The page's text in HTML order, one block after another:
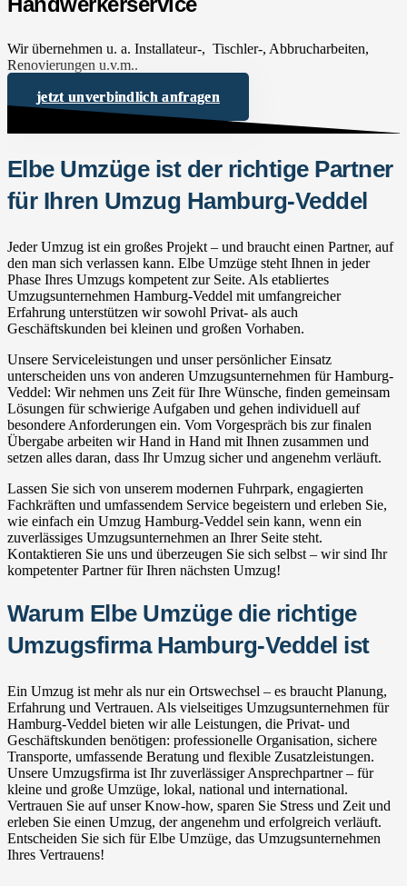
Wir übernehmen u. a. Installateur-, Tischler-, Abbrucharbeiten,
Renovierungen u.v.m..
jetzt unverbindlich anfragen
Elbe Umzüge ist der richtige Partner
für Ihren Umzug Hamburg-Veddel
Jeder Umzug ist ein großes Projekt – und braucht einen Partner, auf
den man sich verlassen kann. Elbe Umzüge steht Ihnen in jeder
Phase Ihres Umzugs kompetent zur Seite. Als etabliertes
Umzugsunternehmen Hamburg-Veddel mit umfangreicher
Erfahrung unterstützen wir sowohl Privat- als auch
Geschäftskunden bei kleinen und großen Vorhaben.
Unsere Serviceleistungen und unser persönlicher Einsatz
unterscheiden uns von anderen Umzugsunternehmen für Hamburg-
Veddel: Wir nehmen uns Zeit für Ihre Wünsche, finden gemeinsam
Lösungen für schwierige Aufgaben und gehen individuell auf
besondere Anforderungen ein. Vom Vorgespräch bis zur finalen
Übergabe arbeiten wir Hand in Hand mit Ihnen zusammen und
setzen alles daran, dass Ihr Umzug sicher und angenehm verläuft.
Lassen Sie sich von unserem modernen Fuhrpark, engagierten
Fachkräften und umfassendem Service begeistern und erleben Sie,
wie einfach ein Umzug Hamburg-Veddel sein kann, wenn ein
zuverlässiges Umzugsunternehmen an Ihrer Seite steht.
Kontaktieren Sie uns und überzeugen Sie sich selbst – wir sind Ihr
kompetenter Partner für Ihren nächsten Umzug!
Warum Elbe Umzüge die richtige
Umzugsfirma Hamburg-Veddel ist
Ein Umzug ist mehr als nur ein Ortswechsel – es braucht Planung,
Erfahrung und Vertrauen. Als vielseitiges Umzugsunternehmen für
Hamburg-Veddel bieten wir alle Leistungen, die Privat- und
Geschäftskunden benötigen: professionelle Organisation, sichere
Transporte, umfassende Beratung und flexible Zusatzleistungen.
Unsere Umzugsfirma ist Ihr zuverlässiger Ansprechpartner – für
kleine und große Umzüge, lokal, national und international.
Vertrauen Sie auf unser Know-how, sparen Sie Stress und Zeit und
erleben Sie einen Umzug, der angenehm und erfolgreich verläuft.
Entscheiden Sie sich für Elbe Umzüge, das Umzugsunternehmen
Ihres Vertrauens!